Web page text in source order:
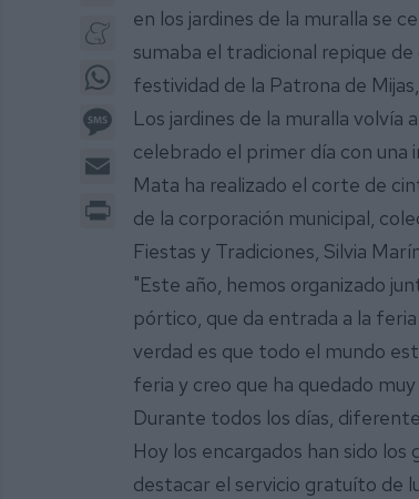
Meneame
Message
Email
en los jardines de la muralla se
sumaba el tradicional repique de
festividad de la Patrona de
Los jardines de la muralla volvía
celebrado el primer día con una
Mata ha realizado el corte de
de la corporación municipal,
Fiestas y Tradiciones, Silvia
"Este año, hemos organizado
pórtico, que da entrada a la
verdad es que todo el mundo
feria y creo que ha quedado
Durante todos los días,
Hoy los encargados han sido
destacar el servicio gratuíto de